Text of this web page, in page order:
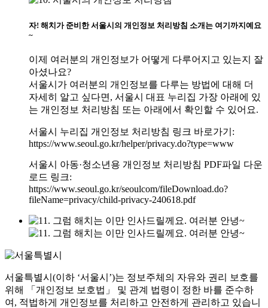
자! 해치가 준비한 서울시의 개인정보 처리방침 소개는 여기까지예요
~
이제 여러분의 개인정보가 어떻게 다루어지고 있는지 잘
아셨나요?
서울시가 여러분의 개인정보를 다루는 방법에 대해 더
자세히 알고 싶다면, 서울시 대표 누리집 가장 아래에 있
는 개인정보 처리방침 또는 아래에서 확인할 수 있어요.
서울시 누리집 개인정보 처리방침 링크 바로가기:
https://www.seoul.go.kr/helper/privacy.do?type=www
서울시 아동·청소년용 개인정보 처리방침 PDF파일 다운
로드 링크:
https://www.seoul.go.kr/seoulcom/fileDownload.do?
fileName=privacy/child-privacy-240618.pdf
서울특별시(이하 ‘서울시’)는 정보주체의 자유와 권리 보호를
위해 「개인정보 보호법」 및 관계 법령이 정한 바를 준수하
여, 적법하게 개인정보를 처리하고 안전하게 관리하고 있습니